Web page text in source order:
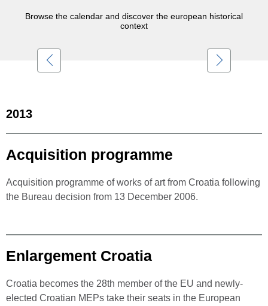
Browse the calendar and discover the european historical
context
2013
Acquisition programme
Acquisition programme of works of art from Croatia following
the Bureau decision from 13 December 2006.
Enlargement Croatia
Croatia becomes the 28th member of the EU and newly-
elected Croatian MEPs take their seats in the European